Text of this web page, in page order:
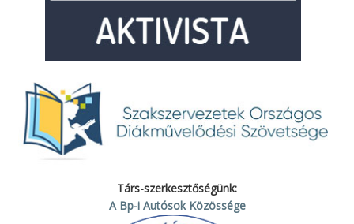
Társ-szerkesztőségünk:
A Bp-i Autósok Közössége